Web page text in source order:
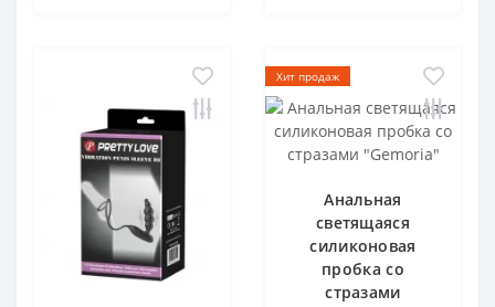
Хит продаж
Анальная
светящаяся
силиконовая
пробка со
стразами